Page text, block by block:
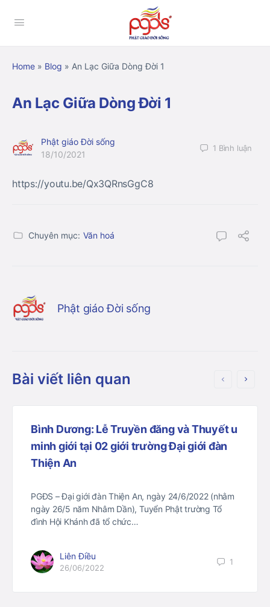
Home » Blog » An Lạc Giữa Dòng Đời 1
An Lạc Giữa Dòng Đời 1
Phật giáo Đời sống
18/10/2021
1 Bình luận
https://youtu.be/Qx3QRnsGgC8
Chuyên mục: Văn hoá
Phật giáo Đời sống
Bài viết liên quan
Bình Dương: Lễ Truyền đăng và Thuyết u
minh giới tại 02 giới trường Đại giới đàn
Thiện An
PGĐS – Đại giới đàn Thiện An, ngày 24/6/2022 (nhằm
ngày 26/5 năm Nhâm Dần), Tuyển Phật trường Tổ
đình Hội Khánh đã tổ chức…
Liên Điều
26/06/2022
1